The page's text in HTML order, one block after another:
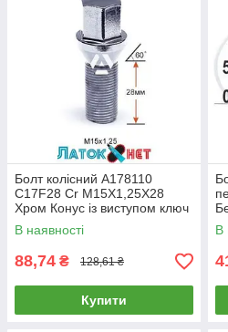
Болт колісний A178110
C17F28 Cr M15X1,25X28
Хром Конус із виступом ключ
17 мм
В наявності
88,74 ₴ 128,61 ₴
Купити
В